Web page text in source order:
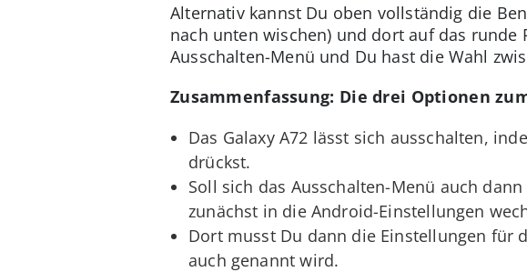
Alternativ kannst Du oben vollständig die
nach unten wischen) und dort auf das
Ausschalten-Menü und Du hast die Wahl
Zusammenfassung: Die drei Optionen
Das Galaxy A72 lässt sich ausschalten,
drückst.
Soll sich das Ausschalten-Menü auch
zunächst in die Android-Einstellungen
Dort musst Du dann die Einstellungen für
auch genannt wird.